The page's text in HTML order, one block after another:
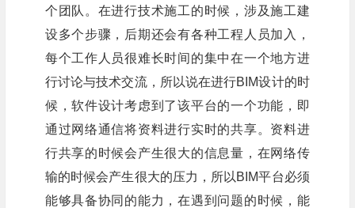
个团队。在进行技术施工的时候，涉及施工建
设多个步骤，后期还会有各种工程人员加入，
每个工作人员很难长时间的集中在一个地方进
行讨论与技术交流，所以说在进行BIM设计的时
候，软件设计考虑到了该平台的一个功能，即
通过网络通信将资料进行实时的共享。资料进
行共享的时候会产生很大的信息量，在网络传
输的时候会产生很大的压力，所以BIM平台必须
能够具备协同的能力，在遇到问题的时候，能